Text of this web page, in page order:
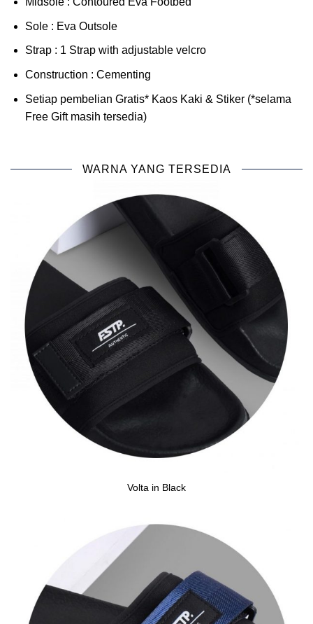
Sole : Eva Outsole
Strap : 1 Strap with adjustable velcro
Construction : Cementing
Setiap pembelian Gratis* Kaos Kaki & Stiker (*selama
Free Gift masih tersedia)
WARNA YANG TERSEDIA
Volta in Black